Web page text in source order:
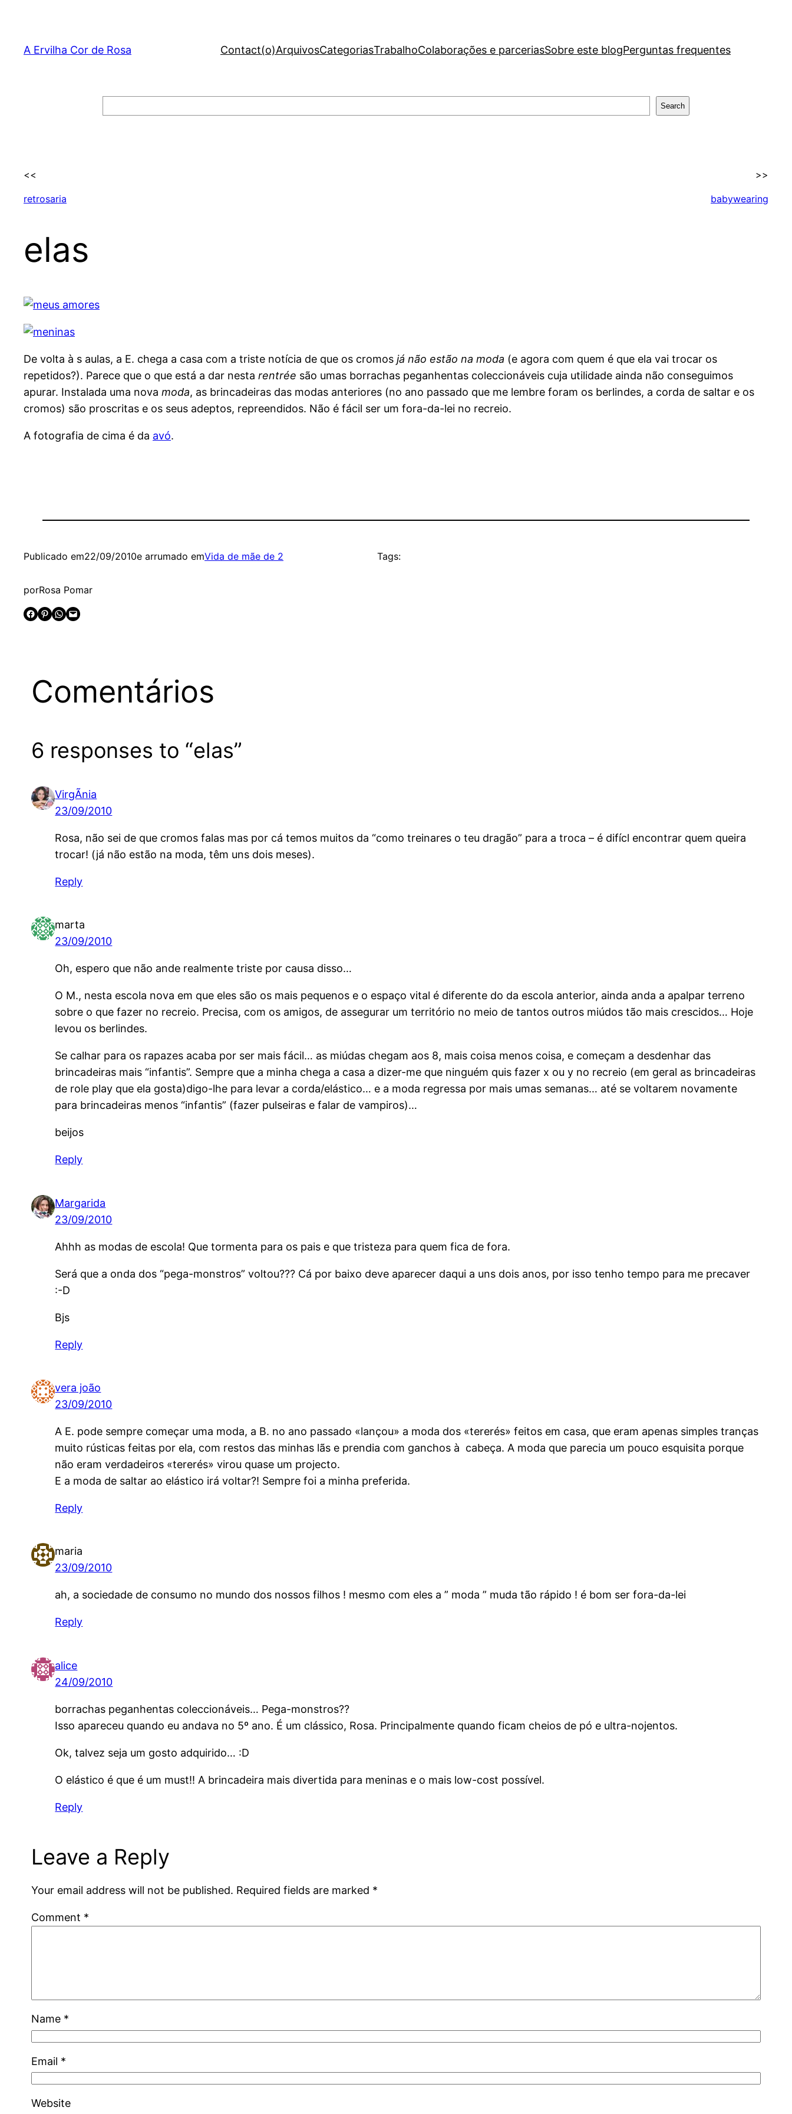
content
A Ervilha Cor de Rosa Contact(o)ArquivosCategoriasTrabalhoColaborações e parceriasSobre este blogPerguntas frequentes
Search
<<
retrosaria
>>
babywearing
elas
De volta à s aulas, a E. chega a casa com a triste notícia de que os cromos já não estão na moda (e agora com quem é que ela vai trocar os
repetidos?). Parece que o que está a dar nesta rentrée são umas borrachas peganhentas coleccionáveis cuja utilidade ainda não conseguimos
apurar. Instalada uma nova moda, as brincadeiras das modas anteriores (no ano passado que me lembre foram os berlindes, a corda de saltar e os
cromos) são proscritas e os seus adeptos, repreendidos. Não é fácil ser um fora-da-lei no recreio.
A fotografia de cima é da avó.
Publicado em22/09/2010e arrumado emVida de mãe de 2
porRosa Pomar
Share on Facebook
Share on Pinterest Share on WhatsApp Email this Page
Tags:
Comentários
6 responses to “elas”
VirgÃ­nia
23/09/2010
Rosa, não sei de que cromos falas mas por cá temos muitos da “como treinares o teu dragão” para a troca – é difícl encontrar quem queira
trocar! (já não estão na moda, têm uns dois meses).
Reply
marta
23/09/2010
Oh, espero que não ande realmente triste por causa disso…
O M., nesta escola nova em que eles são os mais pequenos e o espaço vital é diferente do da escola anterior, ainda anda a apalpar terreno
sobre o que fazer no recreio. Precisa, com os amigos, de assegurar um território no meio de tantos outros miúdos tão mais crescidos… Hoje
levou os berlindes.
Se calhar para os rapazes acaba por ser mais fácil… as miúdas chegam aos 8, mais coisa menos coisa, e começam a desdenhar das
brincadeiras mais “infantis”. Sempre que a minha chega a casa a dizer-me que ninguém quis fazer x ou y no recreio (em geral as brincadeiras
de role play que ela gosta)digo-lhe para levar a corda/elástico… e a moda regressa por mais umas semanas… até se voltarem novamente
para brincadeiras menos “infantis” (fazer pulseiras e falar de vampiros)…
beijos
Reply
Margarida
23/09/2010
Ahhh as modas de escola! Que tormenta para os pais e que tristeza para quem fica de fora.
Será que a onda dos “pega-monstros” voltou??? Cá por baixo deve aparecer daqui a uns dois anos, por isso tenho tempo para me precaver
:-D
Bjs
Reply
vera joão
23/09/2010
A E. pode sempre começar uma moda, a B. no ano passado «lançou» a moda dos «tererés» feitos em casa, que eram apenas simples tranças
muito rústicas feitas por ela, com restos das minhas lãs e prendia com ganchos à cabeça. A moda que parecia um pouco esquisita porque
não eram verdadeiros «tererés» virou quase um projecto.
E a moda de saltar ao elástico irá voltar?! Sempre foi a minha preferida.
Reply
maria
23/09/2010
ah, a sociedade de consumo no mundo dos nossos filhos ! mesmo com eles a ” moda ” muda tão rápido ! é bom ser fora-da-lei
Reply
alice
24/09/2010
borrachas peganhentas coleccionáveis… Pega-monstros??
Isso apareceu quando eu andava no 5º ano. É um clássico, Rosa. Principalmente quando ficam cheios de pó e ultra-nojentos.
Ok, talvez seja um gosto adquirido… :D
O elástico é que é um must!! A brincadeira mais divertida para meninas e o mais low-cost possível.
Reply
Leave a Reply
Your email address will not be published. Required fields are marked *
Comment *
Name *
Email *
Website